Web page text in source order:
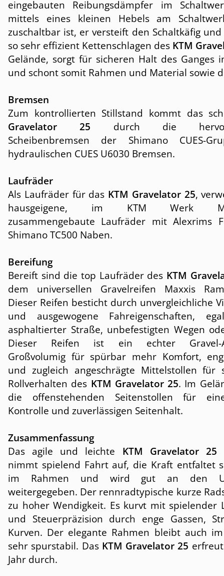
eingebauten Reibungsdämpfer im
mittels eines kleinen Hebels am
zuschaltbar ist, er versteift den Schaltkäfig
so sehr effizient Kettenschlagen des KTM
Gelände, sorgt für sicheren Halt des Ganges
und schont somit Rahmen und Material sowie
Bremsen
Zum kontrollierten Stillstand kommt das
Gravelator 25 durch die
Scheibenbremsen der Shimano CUES-
hydraulischen CUES U6030 Bremsen.
Laufräder
Als Laufräder für das KTM Gravelator 25,
hausgeigene, im KTM Werk
zusammengebaute Laufräder mit Alexrims
Shimano TC500 Naben.
Bereifung
Bereift sind die top Laufräder des KTM
dem universellen Gravelreifen Maxxis
Dieser Reifen besticht durch unvergleichliche
und ausgewogene Fahreigenschaften,
asphaltierter Straße, unbefestigten Wegen
Dieser Reifen ist ein echter Gravel-
Großvolumig für spürbar mehr Komfort,
und zugleich angeschrägte Mittelstollen für
Rollverhalten des KTM Gravelator 25. Im
die offenstehenden Seitenstollen für
Kontrolle und zuverlässigen Seitenhalt.
Zusammenfassung
Das agile und leichte KTM Gravelator 25
nimmt spielend Fahrt auf, die Kraft entfaltet
im Rahmen und wird gut an den
weitergegeben. Der rennradtypische kurze
zu hoher Wendigkeit. Es kurvt mit spielender
und Steuerpräzision durch enge Gassen,
Kurven. Der elegante Rahmen bleibt auch
sehr spurstabil. Das KTM Gravelator 25
Jahr durch.